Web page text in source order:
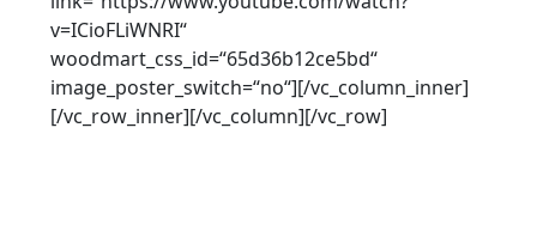
v=ICioFLiWNRI“
woodmart_css_id=“65d36b12ce5bd“
image_poster_switch=“no“][/vc_column_inner]
[/vc_row_inner][/vc_column][/vc_row]